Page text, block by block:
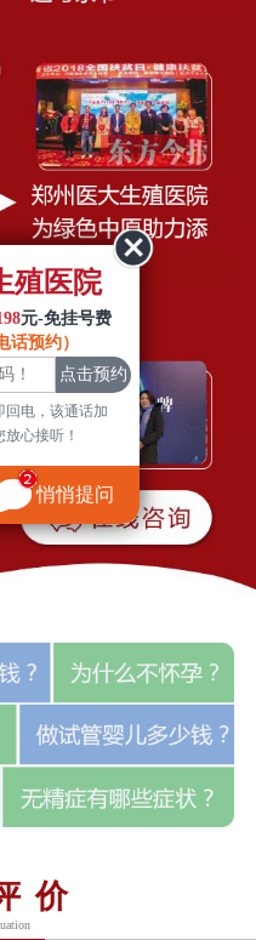
价
殖医院
元-免挂号费
话预约）
回电，该通话加
心接听！
悄悄提问